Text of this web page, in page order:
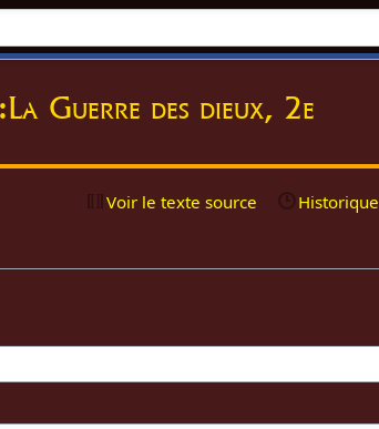
Guerre des dieux, 2e
Voir le texte source Historique